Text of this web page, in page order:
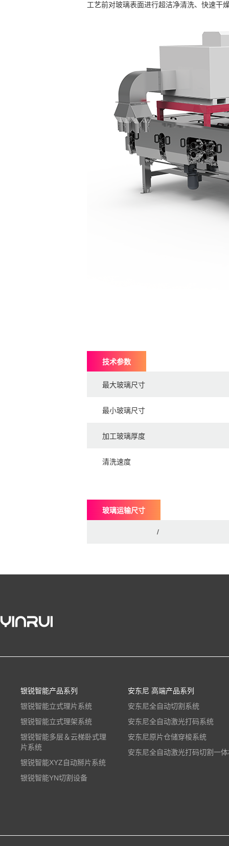
工艺前对玻璃表面进行超洁净清洗、快速干
技术参数
最大玻璃尺寸
最小玻璃尺寸
加工玻璃厚度
清洗速度
玻璃运输尺寸
/
银锐智能产品系列
银锐智能立式理片系统
银锐智能立式理架系统
银锐智能多层＆云梯卧式理
片系统
银锐智能XYZ自动掰片系统
银锐智能YN切割设备
安东尼 高端产品系列
安东尼全自动切割系统
安东尼全自动激光打码系统
安东尼原片仓储穿梭系统
安东尼全自动激光打码切割一